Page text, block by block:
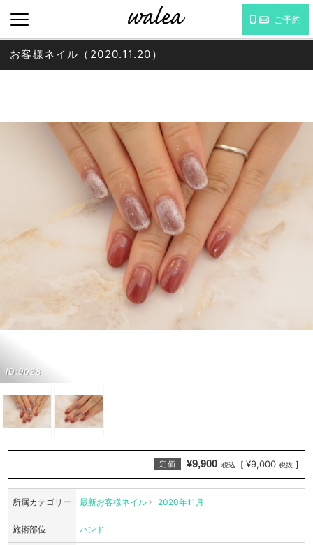
ご予約
ID:9028
お客様ネイル（2020.11.20）
定価 ¥9,900 税込 [ ¥9,000 税抜 ]
所属カテゴリー 最新お客様ネイル 2020年11月
施術部位 ハンド